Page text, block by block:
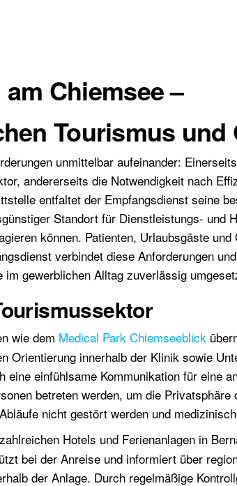
Chiemsee –
Tourismus und
unmittelbar aufeinander:
andererseits die Notwendigkeit nach
entfaltet der Empfangsdienst seine
Standort für Dienstleistungs- und
können. Patienten, Urlaubsgäste
verbindet diese Anforderungen
gewerblichen Alltag zuverlässig
wie dem Medical Park Chiemseeblick
Orientierung innerhalb der Klinik sowie
einfühlsame Kommunikation für eine
betreten werden, um die
nicht gestört werden und
Hotels und Ferienanlagen in
bei der Anreise und informiert über
der Anlage. Durch regelmäßige